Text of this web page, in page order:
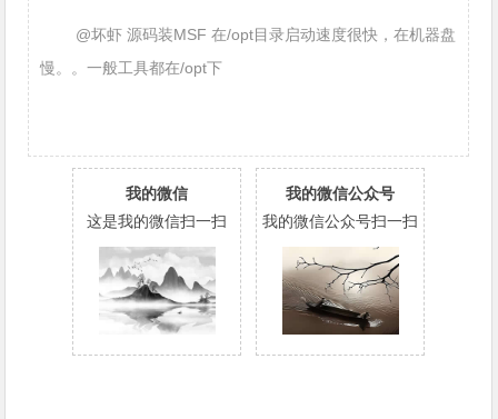
@坏虾 源码装MSF 在/opt目录启动速度很快，在机器盘
慢。。一般工具都在/opt下
我的微信
这是我的微信扫一扫
我的微信公众号
我的微信公众号扫一扫